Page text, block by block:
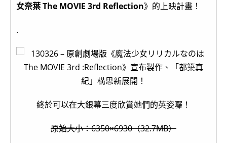
女奈葉 The MOVIE 3rd Reflection》的上映計畫！
.
終於可以在大銀幕三度欣賞她們的英姿囉！
原始大小：6350×6930（32.7MB）